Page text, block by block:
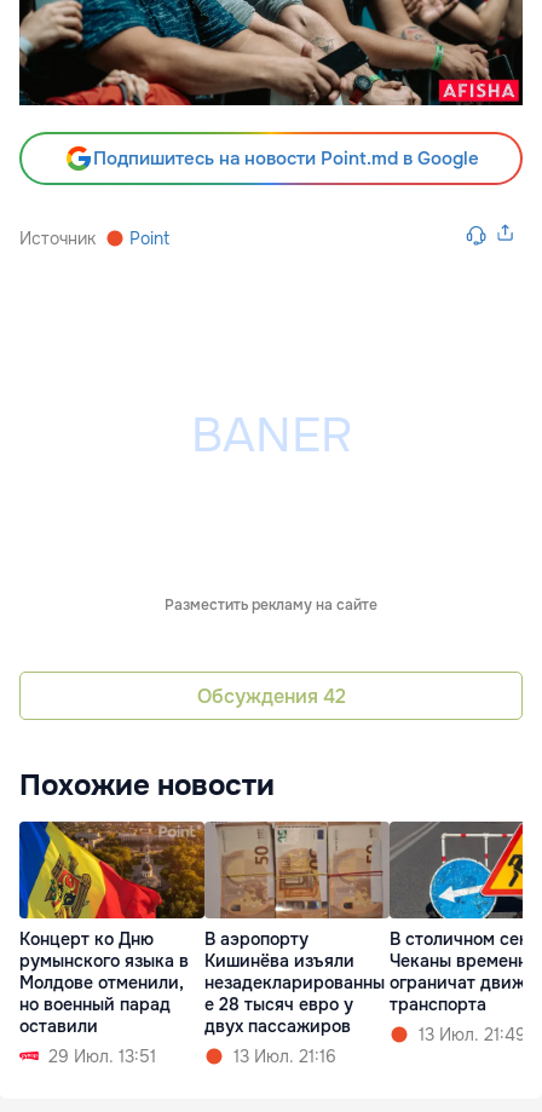
Подпишитесь на новости Point.md в Google
Источник Point
Разместить рекламу на сайте
Обсуждения 42
Похожие новости
Концерт ко Дню
румынского языка в
Молдове отменили,
но военный парад
оставили
29 Июл. 13:51
В аэропорту
Кишинёва изъяли
незадекларированны
е 28 тысяч евро у
двух пассажиров
13 Июл. 21:16
В столичном
Чеканы временно
ограничат
транспорта
13 Июл. 21:49